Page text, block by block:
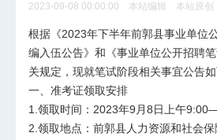
2023-09-08 00:00:00 本站编辑 本站原创
根据《2023年下半年前郭县事业单位
编入伍公告》和《事业单位公开招聘
关规定，现就笔试阶段相关事宜公告如
一、准考证领取安排
1.领取时间：2023年9月8日上午
2.领取地点：前郭县人力资源和社会